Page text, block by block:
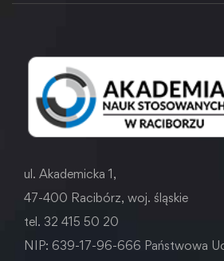
ul. Akademicka 1,
47-400 Racibórz, woj. śląskie
tel. 32 415 50 20
NIP: 639-17-96-666 Państwowa